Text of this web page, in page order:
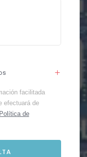
facilitada
efectuará de
Política de